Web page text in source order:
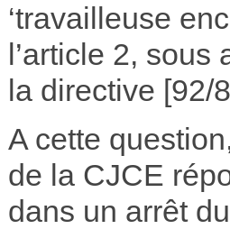
‘travailleuse
l’article 2,
la directive [92/
A cette
de la CJCE
dans un arrêt